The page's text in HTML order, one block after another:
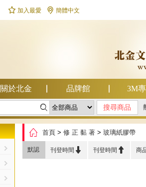
 加入最愛  簡體中文
關於北金 品牌館 3M

 首頁 > 修 正 黏 著 > 玻璃紙膠帶
默認 刊登時間  刊登時間  商